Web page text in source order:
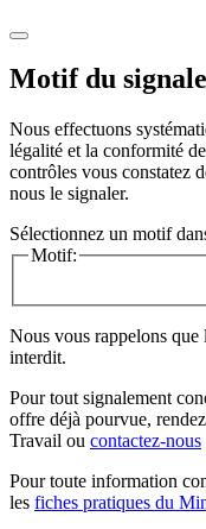
Motif du
Nous effectuons
légalité et la conformité
contrôles vous constatez
nous le signaler.
Sélectionnez un motif
Motif:
Nous vous rappelons que
interdit.
Pour tout signalement
offre déjà pourvue,
Travail ou contactez-nous
Pour toute information
les fiches pratiques du